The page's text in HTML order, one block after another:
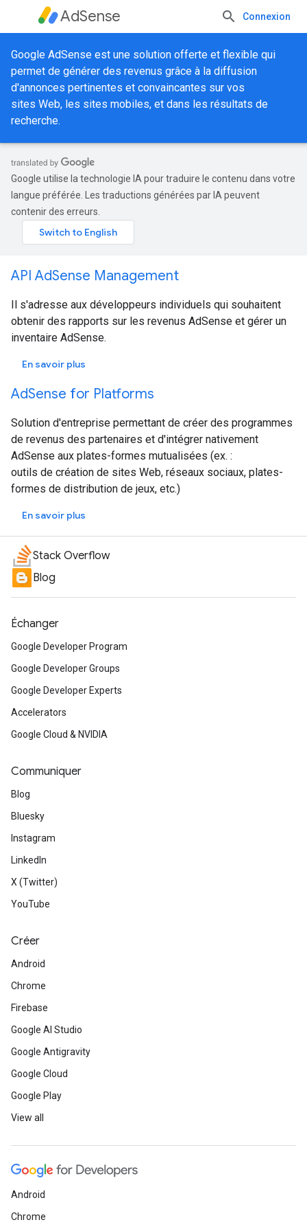
AdSense Connexion
Google AdSense est une solution offerte et flexible qui
permet de générer des revenus grâce à la diffusion
d'annonces pertinentes et convaincantes sur vos
sites Web, les sites mobiles, et dans les résultats de
recherche.
Google utilise la technologie IA pour traduire le contenu dans votre
langue préférée. Les traductions générées par IA peuvent
contenir des erreurs.
API AdSense Management
Il s'adresse aux développeurs individuels qui souhaitent
obtenir des rapports sur les revenus AdSense et gérer un
inventaire AdSense.
En savoir plus
AdSense for Platforms
Solution d'entreprise permettant de créer des programmes
de revenus des partenaires et d'intégrer nativement
AdSense aux plates-formes mutualisées (ex. :
outils de création de sites Web, réseaux sociaux, plates-
formes de distribution de jeux, etc.)
En savoir plus
Stack Overflow
Blog
Échanger
Google Developer Program
Google Developer Groups
Google Developer Experts
Accelerators
Google Cloud & NVIDIA
Communiquer
Blog
Bluesky
Instagram
LinkedIn
X (Twitter)
YouTube
Créer
Android
Chrome
Firebase
Google AI Studio
Google Antigravity
Google Cloud
Google Play
View all
Android
Chrome